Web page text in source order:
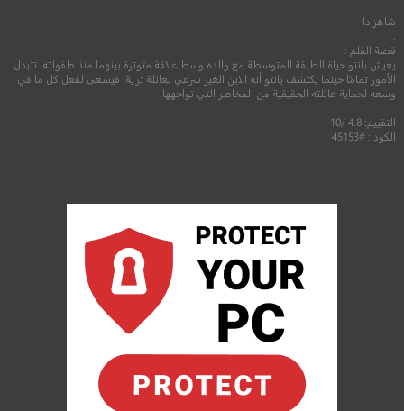
شاهزادا
قصة الفلم :
يعيش بانتو حياة الطبقة المتوسطة مع والده وسط علاقة متوترة بينهما منذ طفولته، تتبدل
الأمور تمامًا حينما يكتشف بانتو أنه الابن الغير شرعي لعائلة ثرية، فيسعى لفعل كل ما في
وسعه لحماية عائلته الحقيقية من المخاطر التي تواجهها.
التقييم: 4.8 /10
الكود : #45153